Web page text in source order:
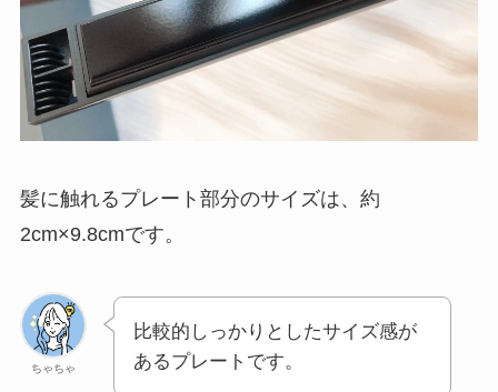
髪に触れるプレート部分のサイズは、約
2cm×9.8cmです。
ちゃちゃ
比較的しっかりとしたサイズ感が
あるプレートです。